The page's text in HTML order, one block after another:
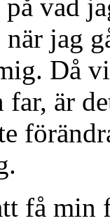
vad
jag
Då
är
få min